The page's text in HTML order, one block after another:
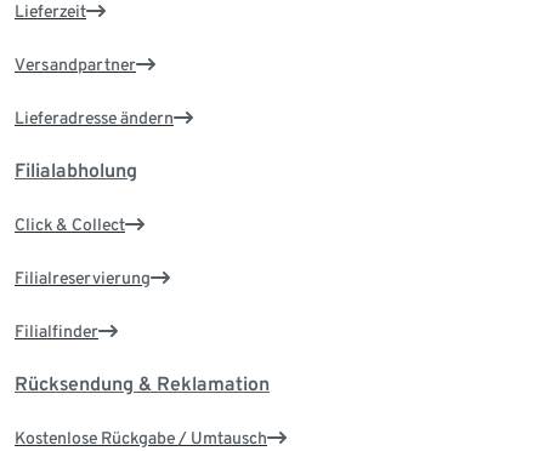
Lieferzeit
Versandpartner
Lieferadresse ändern
Filialabholung
Click & Collect
Filialreservierung
Filialfinder
Rücksendung & Reklamation
Kostenlose Rückgabe / Umtausch